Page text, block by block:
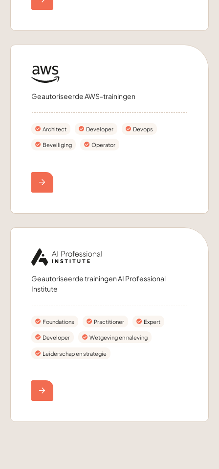
Geautoriseerde AWS-trainingen
Architect Developer Devops
Beveiliging Operator
Geautoriseerde trainingen AI Professional
Institute
Foundations Practitioner Expert
Developer Wetgeving en naleving
Leiderschap en strategie